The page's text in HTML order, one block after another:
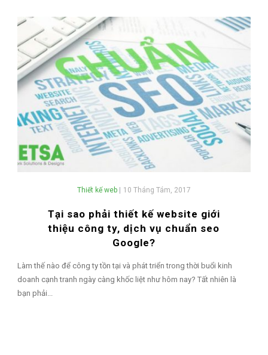
Thiết kế web| 10 Tháng Tám, 2017
Tại sao phải thiết kế website giới
thiệu công ty, dịch vụ chuẩn seo
Google?
Làm thế nào để công ty tồn tại và phát triển trong thời buổi kinh
doanh cạnh tranh ngày càng khốc liệt như hôm nay? Tất nhiên là
bạn phải...